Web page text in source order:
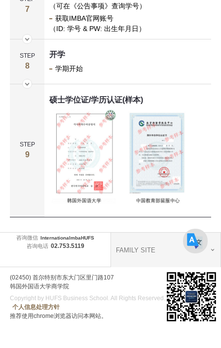
7
（可在《公告事项》查询学号）
获取IMBA官网账号
（ID: 学号 & PW: 出生年月日）
STEP
8
开学
学期开始
STEP
9
硕士学位证/学历认证(样本)
咨询微信 InternationalmbaHUFS
咨询电话 02.753.5119
FAMILY SITE
(02450) 首尔特别市东大门区里门路107
韩国外国语大学商学院
Copyright by HUFS Business School. All Rights Reserved.
个人信息处理方针
推荐使用chrome浏览器访问本网站。